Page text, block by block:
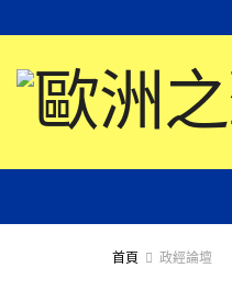
首頁 政經論壇